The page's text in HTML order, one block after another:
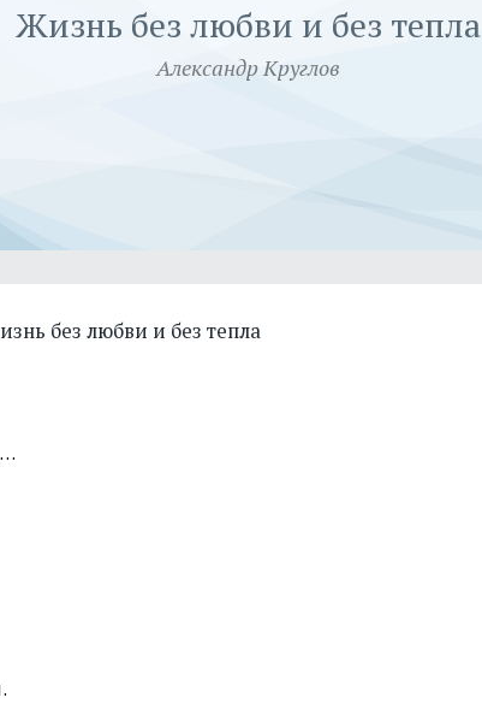
Жизнь без любви и без тепла
Александр Круглов
без любви и без тепла